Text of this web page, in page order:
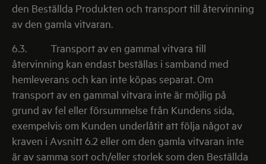
den Beställda Produkten och transport till återvinning
av den gamla vitvaran.
6.3. Transport av en gammal vitvara till
återvinning kan endast beställas i samband med
hemleverans och kan inte köpas separat. Om
transport av en gammal vitvara inte är möjlig på
grund av fel eller försummelse från Kundens sida,
exempelvis om Kunden underlåtit att följa något av
kraven i Avsnitt 6.2 eller om den gamla vitvaran inte
är av samma sort och/eller storlek som den Beställda